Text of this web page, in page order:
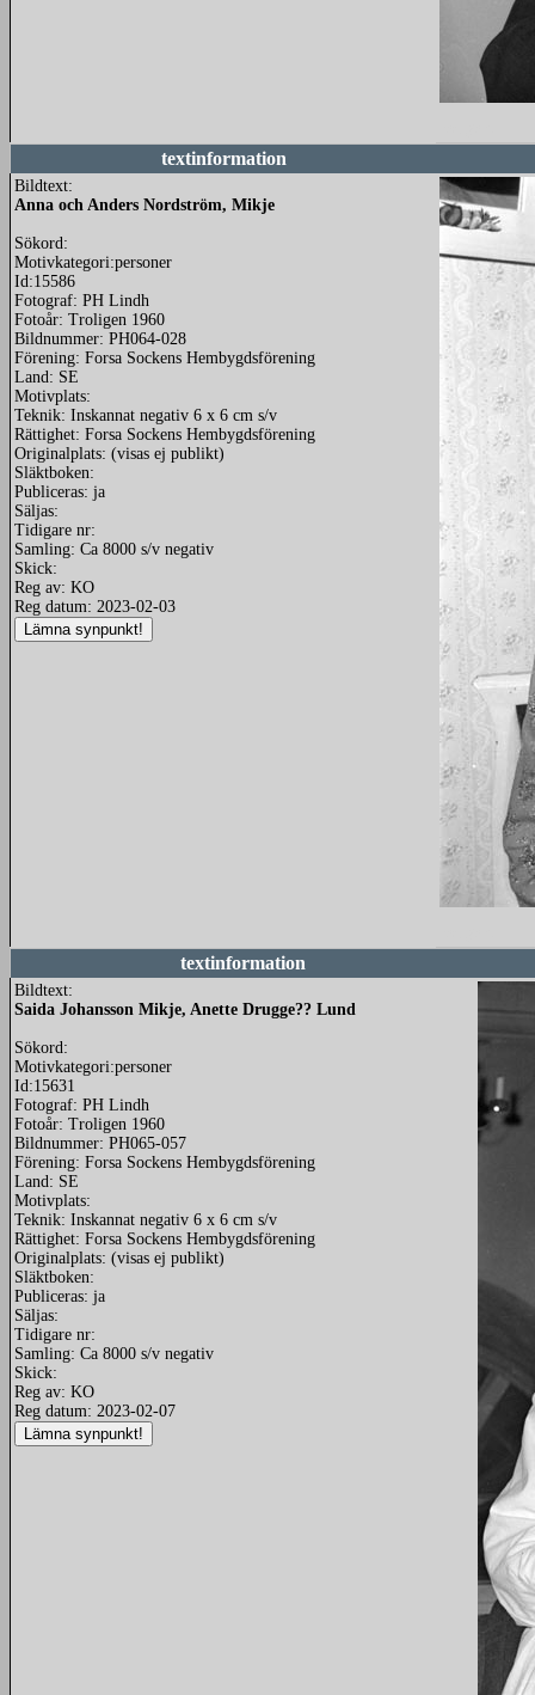
textinformation
Bildtext:
Anna och Anders Nordström, Mikje
Sökord:
Motivkategori:personer
Id:15586
Fotograf: PH Lindh
Fotoår: Troligen 1960
Bildnummer: PH064-028
Förening: Forsa Sockens Hembygdsförening
Land: SE
Motivplats:
Teknik: Inskannat negativ 6 x 6 cm s/v
Rättighet: Forsa Sockens Hembygdsförening
Originalplats: (visas ej publikt)
Släktboken:
Publiceras: ja
Säljas:
Tidigare nr:
Samling: Ca 8000 s/v negativ
Skick:
Reg av: KO
Reg datum: 2023-02-03
textinformation
Bildtext:
Saida Johansson Mikje, Anette Drugge?? Lund
Sökord:
Motivkategori:personer
Id:15631
Fotograf: PH Lindh
Fotoår: Troligen 1960
Bildnummer: PH065-057
Förening: Forsa Sockens Hembygdsförening
Land: SE
Motivplats:
Teknik: Inskannat negativ 6 x 6 cm s/v
Rättighet: Forsa Sockens Hembygdsförening
Originalplats: (visas ej publikt)
Släktboken:
Publiceras: ja
Säljas:
Tidigare nr:
Samling: Ca 8000 s/v negativ
Skick:
Reg av: KO
Reg datum: 2023-02-07